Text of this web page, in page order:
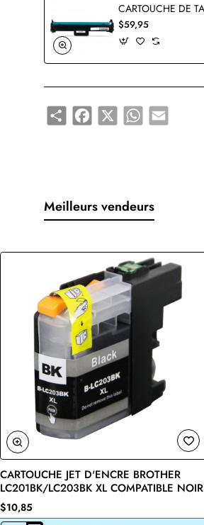
$59,95
Share Facebook
X WhatsApp
Email
Meilleurs vendeurs
🔥 Bestseller
CARTOUCHE JET D'ENCRE BROTHER
LC201BK/LC203BK XL COMPATIBLE NOIR
$10,85